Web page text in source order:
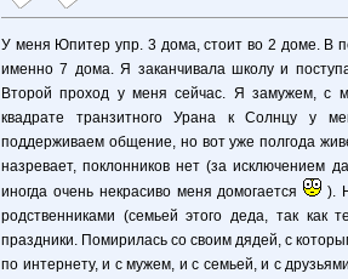
У меня Юпитер упр. 3 дома, стоит во 2 доме. В
именно 7 дома. Я заканчивала школу и
Второй проход у меня сейчас. Я замужем, с
квадрате транзитного Урана к Солнцу у
поддерживаем общение, но вот уже полгода
назревает, поклонников нет (за исключением
иногда очень некрасиво меня домогается
).
родственниками (семьей этого деда, так
праздники. Помирилась со своим дядей, с
по интернету, и с мужем, и с семьей, и с